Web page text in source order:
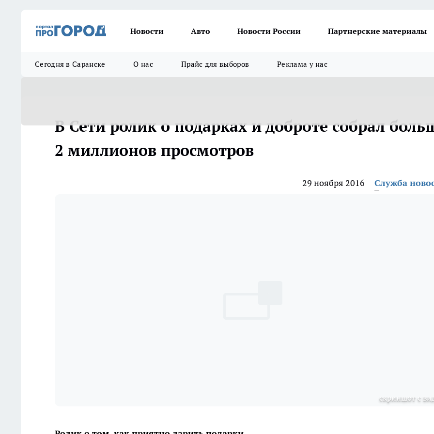
Новости Авто Новости России Партнерские материалы
Сегодня в Саранске О нас Прайс для выборов Реклама у нас
В Сети ролик о подарках и доброте собрал
2 миллионов просмотров
29 ноября 2016 Служба
скриншот с